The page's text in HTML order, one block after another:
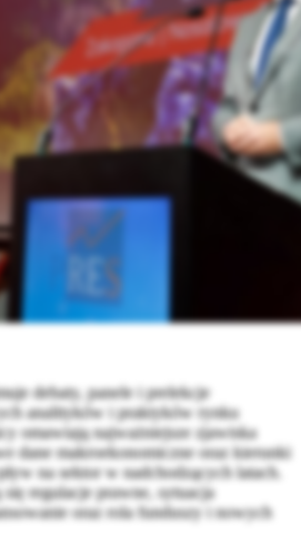
debaty, panele i prelekcje
analityków i praktyków rynku
omawiają najważniejsze zjawiska
dane makroekonomiczne oraz kierunki
na sektor w nadchodzących latach.
regulacje prawne, sytuacja
oraz rola funduszy i nowych